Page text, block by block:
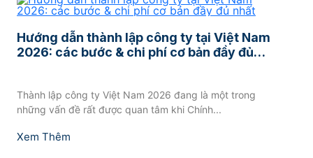
Hướng dẫn thành lập công ty tại Việt Nam
2026: các bước & chi phí cơ bản đầy đủ
Thành lập công ty Việt Nam 2026 đang là một trong
những vấn đề rất được quan tâm khi Chính...
Xem Thêm